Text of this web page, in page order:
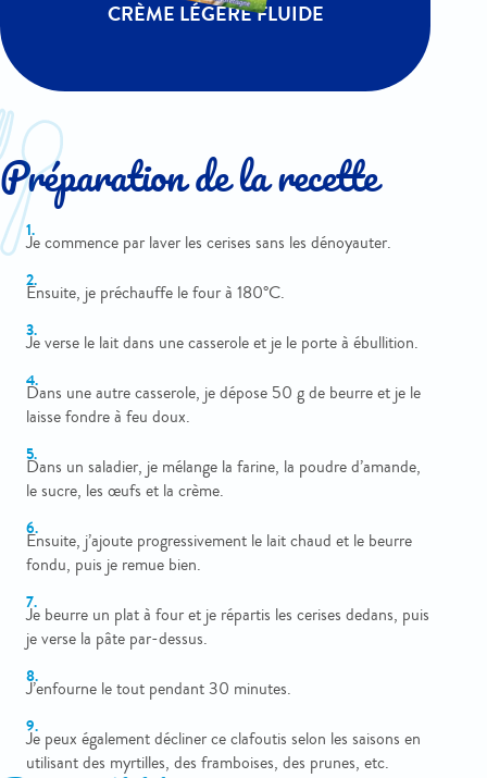
CRÈME LÉGÈRE FLUIDE
Préparation de la recette
Je commence par laver les cerises sans les dénoyauter.
Ensuite, je préchauffe le four à 180°C.
Je verse le lait dans une casserole et je le porte à ébullition.
Dans une autre casserole, je dépose 50 g de beurre et je le
laisse fondre à feu doux.
Dans un saladier, je mélange la farine, la poudre d’amande,
le sucre, les œufs et la crème.
Ensuite, j’ajoute progressivement le lait chaud et le beurre
fondu, puis je remue bien.
Je beurre un plat à four et je répartis les cerises dedans, puis
je verse la pâte par-dessus.
J’enfourne le tout pendant 30 minutes.
Je peux également décliner ce clafoutis selon les saisons en
utilisant des myrtilles, des framboises, des prunes, etc.